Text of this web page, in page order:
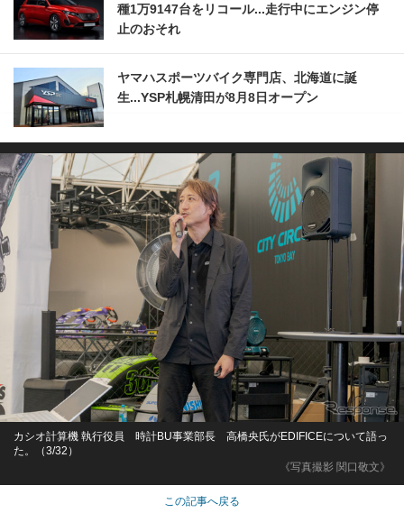
種1万9147台をリコール...走行中にエンジン停
止のおそれ
ヤマハスポーツバイク専門店、北海道に誕
生...YSP札幌清田が8月8日オープン
《写真撮影 関口敬文》
カシオ計算機 執行役員 時計BU事業部長 高橋央氏がEDIFICEについて語っ
た。（3/32）
この記事へ戻る